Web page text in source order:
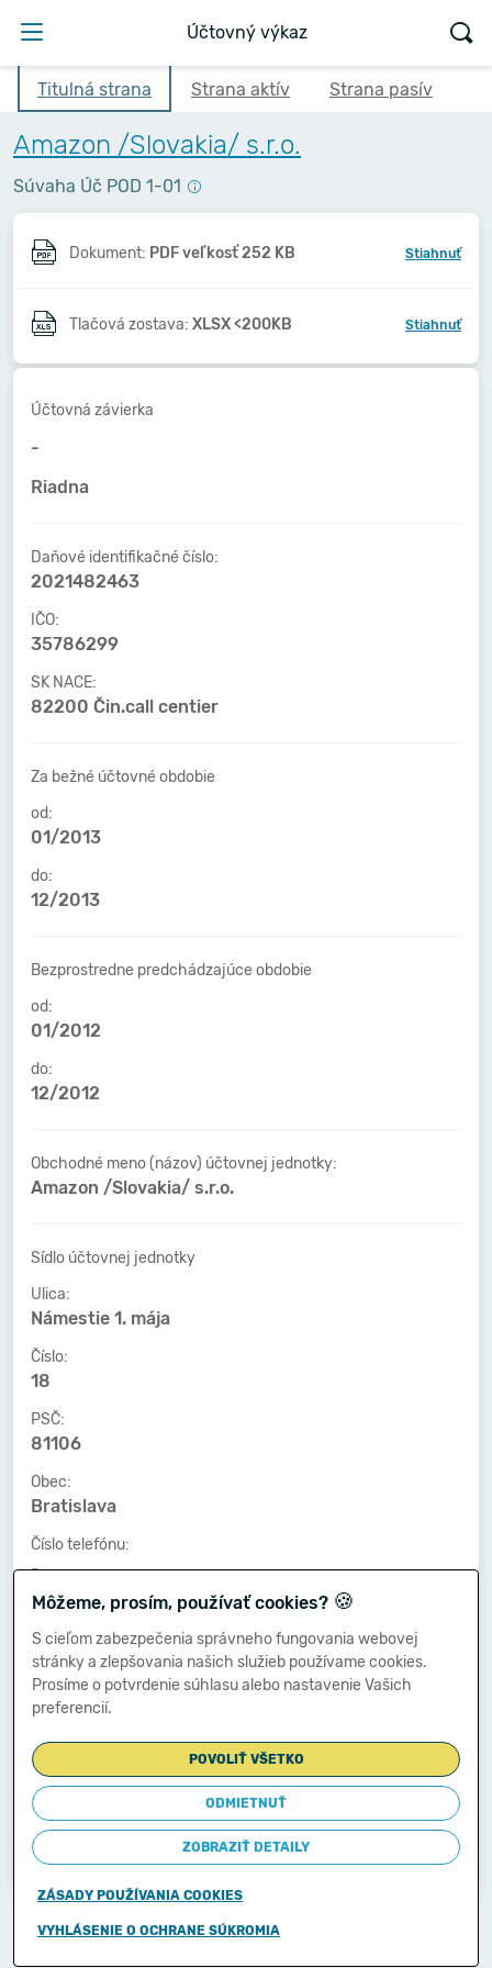
Účtovný výkaz
Titulná strana Strana aktív Strana pasív
Amazon /Slovakia/ s.r.o.
Súvaha Úč POD 1-01
Dokument: PDF veľkosť 252 KB Stiahnuť
Tlačová zostava: XLSX <200KB Stiahnuť
Účtovná závierka
-
Riadna
Daňové identifikačné číslo:
2021482463
IČO:
35786299
SK NACE:
82200 Čin.call centier
Za bežné účtovné obdobie
od:
01/2013
do:
12/2013
Bezprostredne predchádzajúce obdobie
od:
01/2012
do:
12/2012
Obchodné meno (názov) účtovnej jednotky:
Amazon /Slovakia/ s.r.o.
Sídlo účtovnej jednotky
Ulica:
Námestie 1. mája
Číslo:
18
PSČ:
81106
Obec:
Bratislava
Číslo telefónu:
-
Číslo faxu:
-
E-mailová adresa:
-
Zostavená dňa:
21.02.2014
Schválená dňa:
-
Môžeme, prosím, používať cookies? 🍪
S cieľom zabezpečenia správneho fungovania webovej
stránky a zlepšovania našich služieb používame cookies.
Prosíme o potvrdenie súhlasu alebo nastavenie Vašich
preferencií.
POVOLIŤ VŠETKO
ODMIETNUŤ
ZOBRAZIŤ DETAILY
ZÁSADY POUŽÍVANIA COOKIES
VYHLÁSENIE O OCHRANE SÚKROMIA
Copyright © 2011-2026